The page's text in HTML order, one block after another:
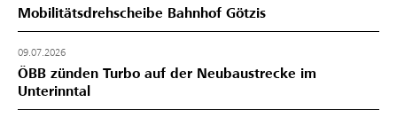
Mobilitätsdrehscheibe Bahnhof Götzis
09.07.2026
ÖBB zünden Turbo auf der Neubaustrecke im
Unterinntal